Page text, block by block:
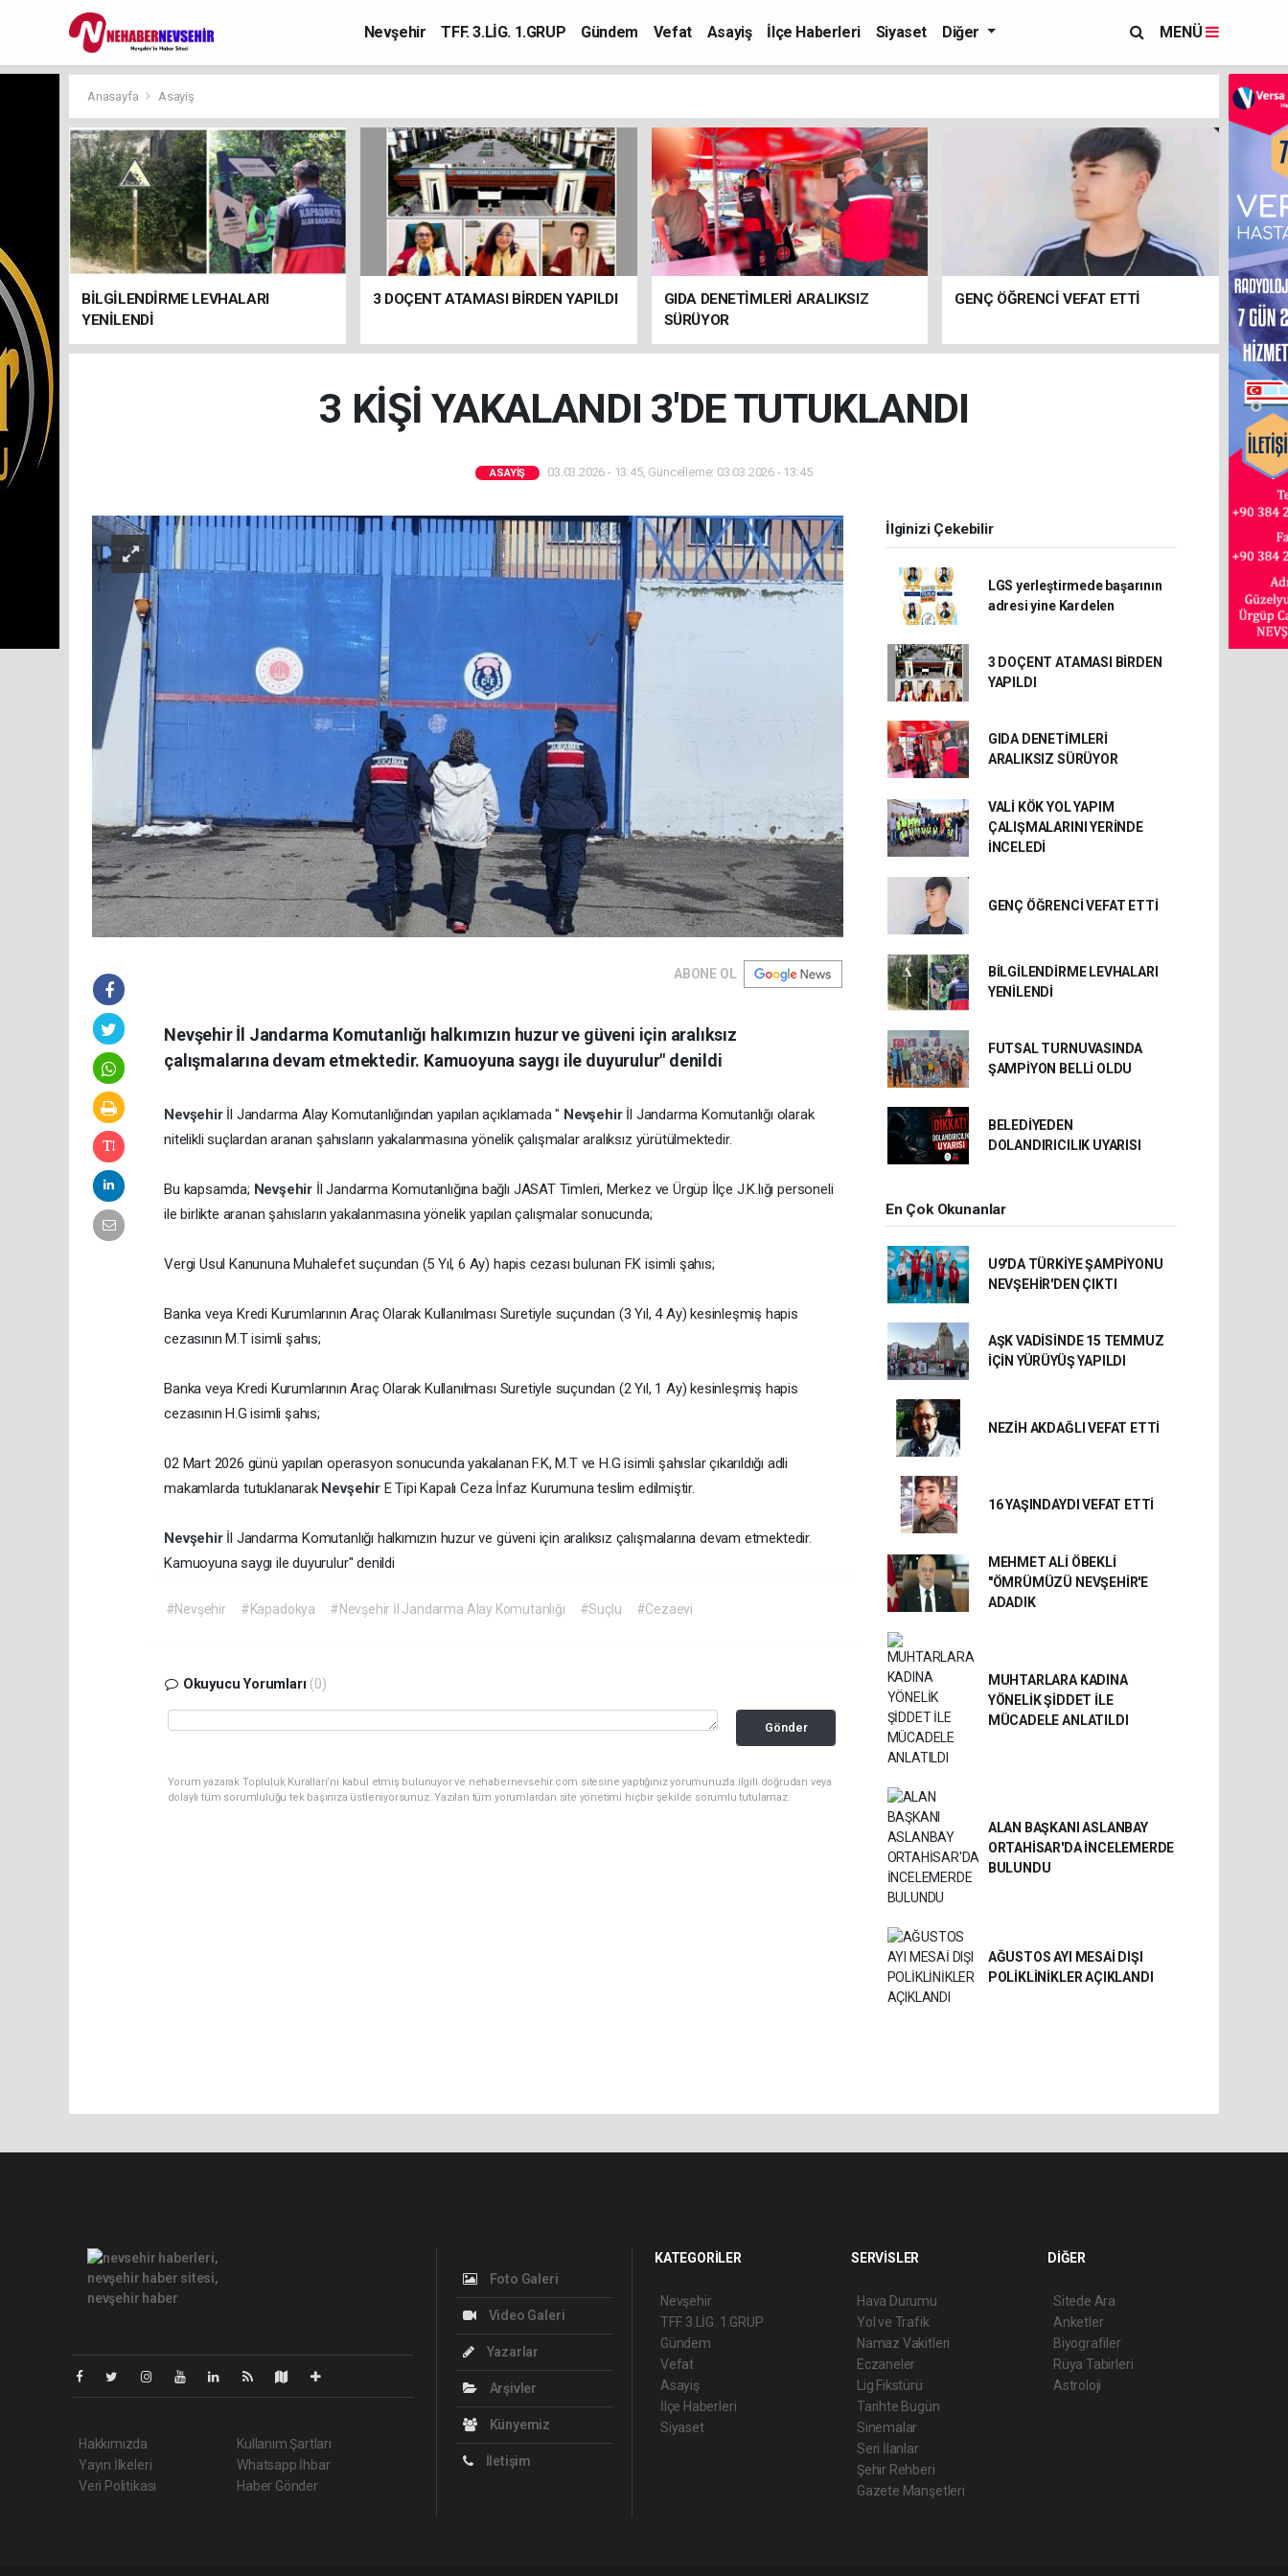
Nevşehir TFF. 3.LİG. 1.GRUP Gündem Vefat Asayiş İlçe Haberleri Siyaset Diğer MENÜ
Anasayfa Asayiş
BİLGİLENDİRME LEVHALARI
YENİLENDİ
3 DOÇENT ATAMASI BİRDEN YAPILDI
GIDA DENETİMLERİ ARALIKSIZ
SÜRÜYOR
GENÇ ÖĞRENCİ VEFAT ETTİ
3 KİŞİ YAKALANDI 3'DE TUTUKLANDI
ASAYIŞ 03.03.2026 - 13:45, Güncelleme: 03.03.2026 - 13:45
ABONE OL
Nevşehir İl Jandarma Komutanlığı halkımızın huzur ve güveni için aralıksız
çalışmalarına devam etmektedir. Kamuoyuna saygı ile duyurulur" denildi
Nevşehir İl Jandarma Alay Komutanlığından yapılan açıklamada " Nevşehir İl Jandarma Komutanlığı olarak
nitelikli suçlardan aranan şahısların yakalanmasına yönelik çalışmalar aralıksız yürütülmektedir.
Bu kapsamda; Nevşehir İl Jandarma Komutanlığına bağlı JASAT Timleri, Merkez ve Ürgüp İlçe J.K.lığı personeli
ile birlikte aranan şahısların yakalanmasına yönelik yapılan çalışmalar sonucunda;
Vergi Usul Kanununa Muhalefet suçundan (5 Yıl, 6 Ay) hapis cezası bulunan F.K isimli şahıs;
Banka veya Kredi Kurumlarının Araç Olarak Kullanılması Suretiyle suçundan (3 Yıl, 4 Ay) kesinleşmiş hapis
cezasının M.T isimli şahıs;
Banka veya Kredi Kurumlarının Araç Olarak Kullanılması Suretiyle suçundan (2 Yıl, 1 Ay) kesinleşmiş hapis
cezasının H.G isimli şahıs;
02 Mart 2026 günü yapılan operasyon sonucunda yakalanan F.K, M.T ve H.G isimli şahıslar çıkarıldığı adli
makamlarda tutuklanarak Nevşehir E Tipi Kapalı Ceza İnfaz Kurumuna teslim edilmiştir.
Nevşehir İl Jandarma Komutanlığı halkımızın huzur ve güveni için aralıksız çalışmalarına devam etmektedir.
Kamuoyuna saygı ile duyurulur" denildi
#Nevşehir #Kapadokya #Nevşehir İl Jandarma Alay Komutanlığı #Suçlu #Cezaevi
Okuyucu Yorumları (0)
Gönder
Yorum yazarak Topluluk Kuralları’nı kabul etmiş bulunuyor ve nehabernevsehir.com sitesine yaptığınız yorumunuzla ilgili doğrudan veya
dolaylı tüm sorumluluğu tek başınıza üstleniyorsunuz. Yazılan tüm yorumlardan site yönetimi hiçbir şekilde sorumlu tutulamaz.
İlginizi Çekebilir
LGS yerleştirmede başarının
adresi yine Kardelen
3 DOÇENT ATAMASI BİRDEN
YAPILDI
GIDA DENETİMLERİ
ARALIKSIZ SÜRÜYOR
VALİ KÖK YOL YAPIM
ÇALIŞMALARINI YERİNDE
İNCELEDİ
GENÇ ÖĞRENCİ VEFAT ETTİ
BİLGİLENDİRME LEVHALARI
YENİLENDİ
FUTSAL TURNUVASINDA
ŞAMPİYON BELLİ OLDU
BELEDİYEDEN
DOLANDIRICILIK UYARISI
En Çok Okunanlar
U9'DA TÜRKİYE ŞAMPİYONU
NEVŞEHİR'DEN ÇIKTI
AŞK VADİSİNDE 15 TEMMUZ
İÇİN YÜRÜYÜŞ YAPILDI
NEZİH AKDAĞLI VEFAT ETTİ
16 YAŞINDAYDI VEFAT ETTİ
MEHMET ALİ ÖBEKLİ
"ÖMRÜMÜZÜ NEVŞEHİR'E
ADADIK
MUHTARLARA KADINA
YÖNELİK ŞİDDET İLE
MÜCADELE ANLATILDI
ALAN BAŞKANI ASLANBAY
ORTAHİSAR'DA İNCELEMERDE
BULUNDU
AĞUSTOS AYI MESAİ DIŞI
POLİKLİNİKLER AÇIKLANDI
Hakkımızda
Yayın İlkeleri
Veri Politikası
Kullanım Şartları
Whatsapp İhbar
Haber Gönder
Foto Galeri
Video Galeri
Yazarlar
Arşivler
Künyemiz
İletişim
KATEGORİLER
Nevşehir
TFF. 3.LİG. 1.GRUP
Gündem
Vefat
Asayiş
İlçe Haberleri
Siyaset
SERVİSLER
Hava Durumu
Yol ve Trafik
Namaz Vakitleri
Eczaneler
Lig Fikstürü
Tarihte Bugün
Sinemalar
Seri İlanlar
Şehir Rehberi
Gazete Manşetleri
DİĞER
Sitede Ara
Anketler
Biyografiler
Rüya Tabirleri
Astroloji